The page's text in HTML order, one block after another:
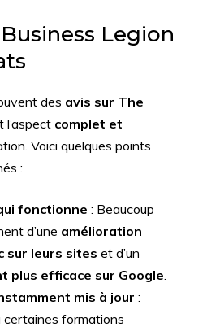
Legion
des avis sur The
l’aspect complet et
Voici quelques points
:
fonctionne : Beaucoup
d’une amélioration
sur leurs sites et d’un
plus efficace sur Google.
mis à jour :
formations